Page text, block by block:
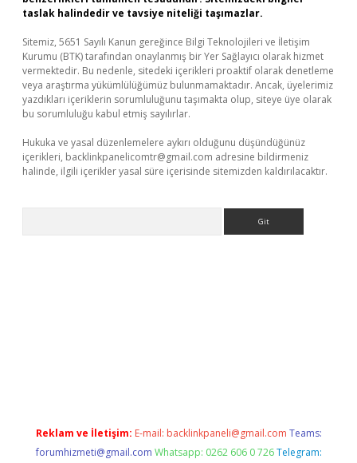
taslak halindedir ve tavsiye niteliği taşımazlar.
Sitemiz, 5651 Sayılı Kanun gereğince Bilgi Teknolojileri ve İletişim
Kurumu (BTK) tarafından onaylanmış bir Yer Sağlayıcı olarak hizmet
vermektedir. Bu nedenle, sitedeki içerikleri proaktif olarak denetleme
veya araştırma yükümlülüğümüz bulunmamaktadır. Ancak, üyelerimiz
yazdıkları içeriklerin sorumluluğunu taşımakta olup, siteye üye olarak
bu sorumluluğu kabul etmiş sayılırlar.
Hukuka ve yasal düzenlemelere aykırı olduğunu düşündüğünüz
içerikleri, backlinkpanelicomtr@gmail.com adresine bildirmeniz
halinde, ilgili içerikler yasal süre içerisinde sitemizden kaldırılacaktır.
Reklam ve İletişim: E-mail: backlinkpaneli@gmail.com Teams:
forumhizmeti@gmail.com Whatsapp: 0262 606 0 726 Telegram: